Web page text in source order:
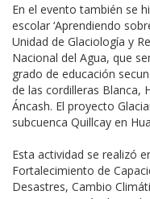
En el evento también se
escolar ‘Aprendiendo
Unidad de Glaciología y
Nacional del Agua, que
grado de educación
de las cordilleras Blanca,
Áncash. El proyecto
subcuenca Quillcay en
Esta actividad se realizó
Fortalecimiento de
Desastres, Cambio